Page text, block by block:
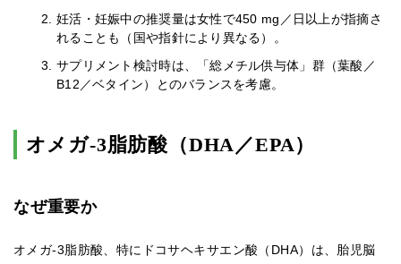
妊活・妊娠中の推奨量は女性で450 mg／日以上が指摘さ
れることも（国や指針により異なる）。
サプリメント検討時は、「総メチル供与体」群（葉酸／
B12／ベタイン）とのバランスを考慮。
オメガ-3脂肪酸（DHA／EPA）
なぜ重要か
オメガ-3脂肪酸、特にドコサヘキサエン酸（DHA）は、胎児脳